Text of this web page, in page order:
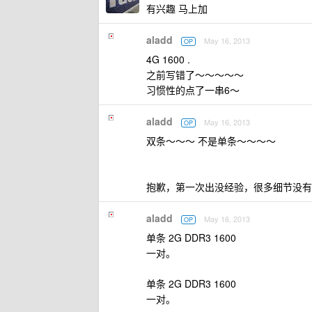
有兴趣 马上加
aladd OP May 16, 2013
4G 1600 .
之前写错了～～～～～
习惯性的点了一串6～
aladd OP May 16, 2013
双条～～～ 不是单条～～～～
抱歉，第一次出没经验，很多细节没
aladd OP May 16, 2013
单条 2G DDR3 1600
一对。
单条 2G DDR3 1600
一对。